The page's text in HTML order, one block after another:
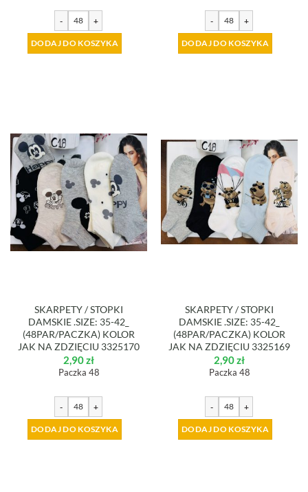
- +
DODAJ DO KOSZYKA
- +
DODAJ DO KOSZYKA
SKARPETY / STOPKI
DAMSKIE .SIZE: 35-42_
(48PAR/PACZKA) KOLOR
JAK NA ZDZIĘCIU 3325170
2,90zł
Paczka 48
- +
DODAJ DO KOSZYKA
SKARPETY / STOPKI
DAMSKIE .SIZE: 35-42_
(48PAR/PACZKA) KOLOR
JAK NA ZDZIĘCIU 3325169
2,90zł
Paczka 48
- +
DODAJ DO KOSZYKA